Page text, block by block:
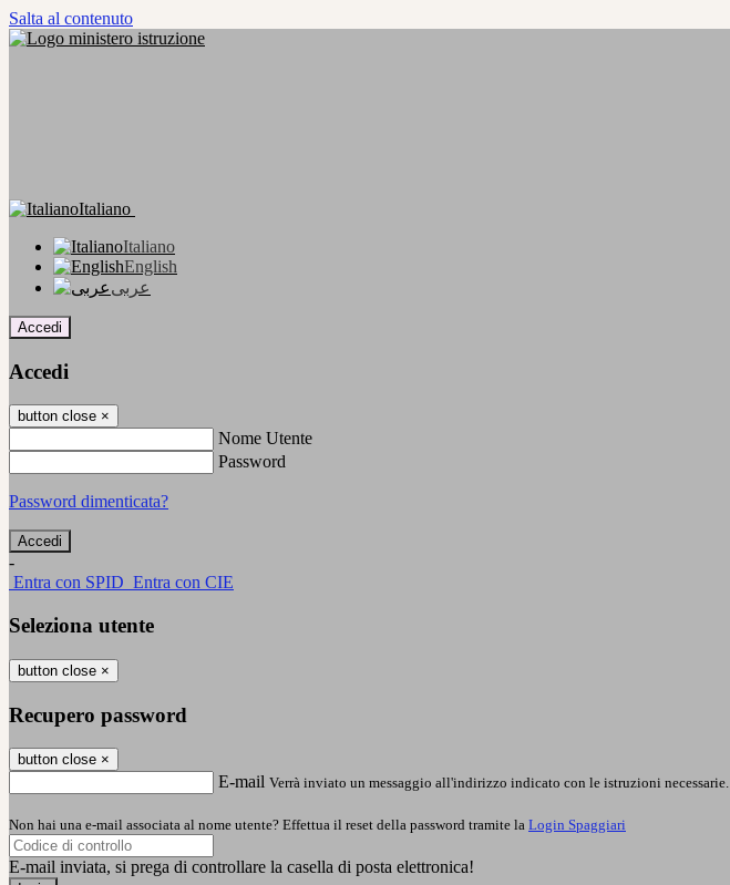
Salta al contenuto
Italiano
Italiano
English
عربى
Accedi
Accedi
button close ×
Nome Utente
Password
Password dimenticata?
-
Entra con SPID Entra con CIE
Seleziona utente
button close ×
Recupero password
button close ×
E-mail Verrà inviato un messaggio all'indirizzo indicato con le istruzioni necessarie.
Non hai una e-mail associata al nome utente? Effettua il reset della password tramite la Login Spaggiari
E-mail inviata, si prega di controllare la casella di posta elettronica!